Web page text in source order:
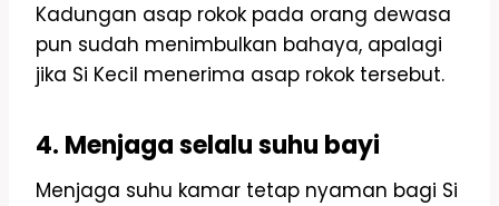
Kadungan asap rokok pada orang dewasa
pun sudah menimbulkan bahaya, apalagi
jika Si Kecil menerima asap rokok tersebut.
4. Menjaga selalu suhu bayi
Menjaga suhu kamar tetap nyaman bagi Si